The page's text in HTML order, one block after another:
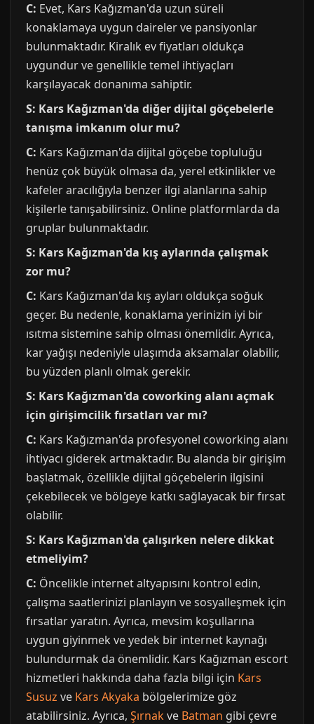
C: Evet, Kars Kağızman'da uzun süreli
konaklamaya uygun daireler ve pansiyonlar
bulunmaktadır. Kiralık ev fiyatları oldukça
uygundur ve genellikle temel ihtiyaçları
karşılayacak donanıma sahiptir.
S: Kars Kağızman'da diğer dijital göçebelerle
tanışma imkanım olur mu?
C: Kars Kağızman'da dijital göçebe topluluğu
henüz çok büyük olmasa da, yerel etkinlikler ve
kafeler aracılığıyla benzer ilgi alanlarına sahip
kişilerle tanışabilirsiniz. Online platformlarda da
gruplar bulunmaktadır.
S: Kars Kağızman'da kış aylarında çalışmak
zor mu?
C: Kars Kağızman'da kış ayları oldukça soğuk
geçer. Bu nedenle, konaklama yerinizin iyi bir
ısıtma sistemine sahip olması önemlidir. Ayrıca,
kar yağışı nedeniyle ulaşımda aksamalar olabilir,
bu yüzden planlı olmak gerekir.
S: Kars Kağızman'da coworking alanı açmak
için girişimcilik fırsatları var mı?
C: Kars Kağızman'da profesyonel coworking alanı
ihtiyacı giderek artmaktadır. Bu alanda bir girişim
başlatmak, özellikle dijital göçebelerin ilgisini
çekebilecek ve bölgeye katkı sağlayacak bir fırsat
olabilir.
S: Kars Kağızman'da çalışırken nelere dikkat
etmeliyim?
C: Öncelikle internet altyapısını kontrol edin,
çalışma saatlerinizi planlayın ve sosyalleşmek için
fırsatlar yaratın. Ayrıca, mevsim koşullarına
uygun giyinmek ve yedek bir internet kaynağı
bulundurmak da önemlidir. Kars Kağızman escort
hizmetleri hakkında daha fazla bilgi için Kars
Susuz ve Kars Akyaka bölgelerimize göz
atabilirsiniz. Ayrıca, Şırnakve Batman gibi çevre